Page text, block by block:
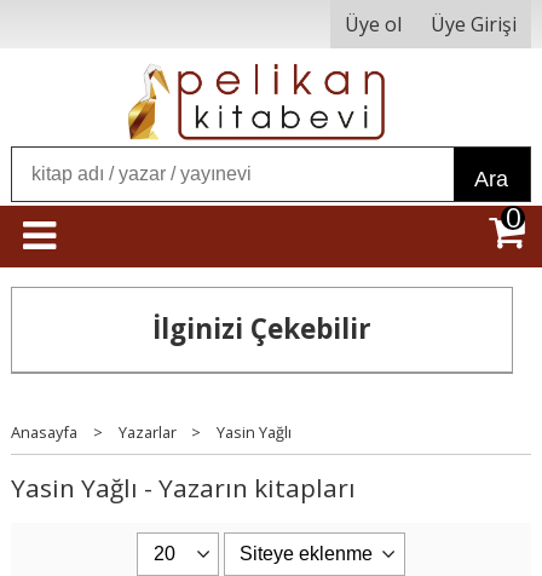
Üye ol Üye Girişi
Ara
0
İlginizi Çekebilir
Anasayfa > Yazarlar > Yasin Yağlı
Yasin Yağlı - Yazarın kitapları